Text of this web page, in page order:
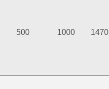
500 1000